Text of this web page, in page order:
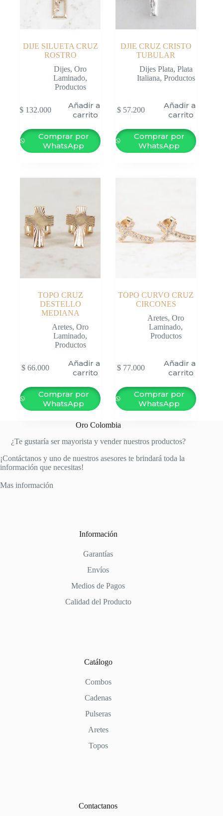
DIJE SILUETA CRUZ
ROSTRO
Dijes,Oro
Laminado,
Productos
$132.000
Añadir al
carrito
Comprar por
WhatsApp
DJIE CRUZ CRISTO
TUBULAR
Dijes Plata, Plata
Italiana, Productos
$57.200
Añadir al
carrito
Comprar por
WhatsApp
TOPO CRUZ
DESTELLO
MEDIANA
Aretes,Oro
Laminado,
Productos
$66.000
Añadir al
carrito
Comprar por
WhatsApp
TOPO CURVO CRUZ
CIRCONES
Aretes,Oro
Laminado,
Productos
$77.000
Añadir al
carrito
Comprar por
WhatsApp
Oro Colombia
¿Te gustaría ser mayorista y vender nuestros productos?
¡Contáctanos y uno de nuestros asesores te brindará toda la
información que necesitas!
Mas información
Información
Garantías
Envíos
Medios de Pagos
Calidad del Producto
Catálogo
Combos
Cadenas
Pulseras
Aretes
Topos
Contactanos